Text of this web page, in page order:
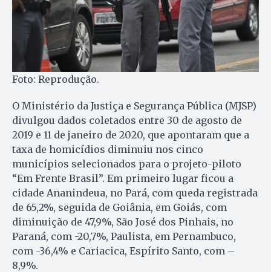
Foto: Reprodução.
O Ministério da Justiça e Segurança Pública (MJSP)
divulgou dados coletados entre 30 de agosto de
2019 e 11 de janeiro de 2020, que apontaram que a
taxa de homicídios diminuiu nos cinco
municípios selecionados para o projeto-piloto
“Em Frente Brasil”. Em primeiro lugar ficou a
cidade Ananindeua, no Pará, com queda registrada
de 65,2%, seguida de Goiânia, em Goiás, com
diminuição de 47,9%, São José dos Pinhais, no
Paraná, com -20,7%, Paulista, em Pernambuco,
com -36,4% e Cariacica, Espírito Santo, com –
8,9%.